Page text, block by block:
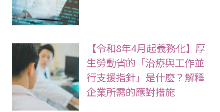
【令和8年4月起義務化】厚
生勞動省的「治療與工作並
行支援指針」是什麼？解釋
企業所需的應對措施